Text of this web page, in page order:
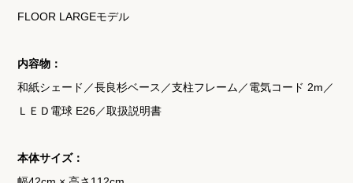
FLOOR LARGEモデル
内容物：
和紙シェード／長良杉ベース／支柱フレーム／電気コード 2m／
ＬＥＤ電球 E26／取扱説明書
本体サイズ：